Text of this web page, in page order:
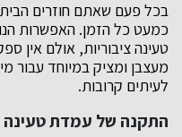
בכל פעם שאתם חוזרים
כמעט כל הזמן. האפשרות
טעינה ציבוריות, אולם אין
מעצבן ומציק במיוחד עבור
לעיתים קרובות.
התקנה של עמדת טעינה